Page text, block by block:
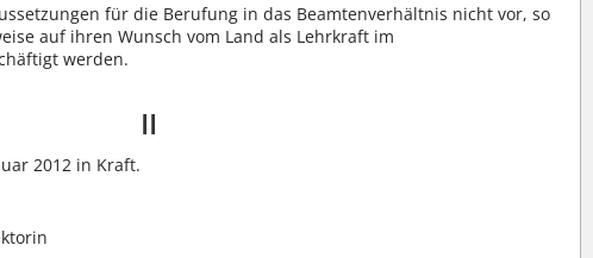
für die Berufung in das Beamtenverhältnis nicht vor, so
auf ihren Wunsch vom Land als Lehrkraft im
werden.
II
2012 in Kraft.